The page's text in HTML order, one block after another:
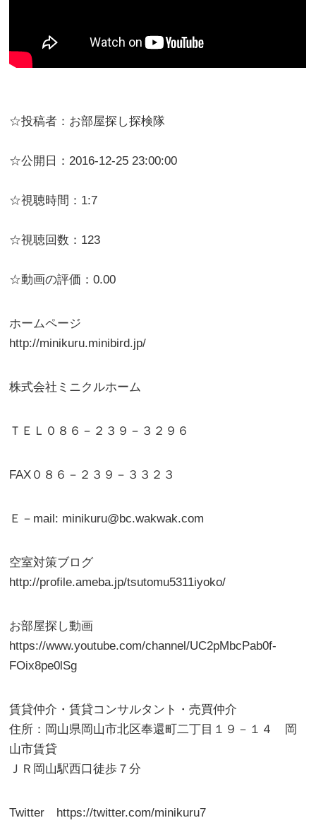
☆投稿者：お部屋探し探検隊
☆公開日：2016-12-25 23:00:00
☆視聴時間：1:7
☆視聴回数：123
☆動画の評価：0.00
ホームページ
http://minikuru.minibird.jp/
株式会社ミニクルホーム
ＴＥＬ０８６－２３９－３２９６
FAX０８６－２３９－３３２３
Ｅ－mail: minikuru@bc.wakwak.com
空室対策ブログ
http://profile.ameba.jp/tsutomu5311iyoko/
お部屋探し動画
https://www.youtube.com/channel/UC2pMbcPab0f-
FOix8pe0lSg
賃貸仲介・賃貸コンサルタント・売買仲介
住所：岡山県岡山市北区奉還町二丁目１９－１４ 岡
山市賃貸
ＪＲ岡山駅西口徒歩７分
Twitter https://twitter.com/minikuru7